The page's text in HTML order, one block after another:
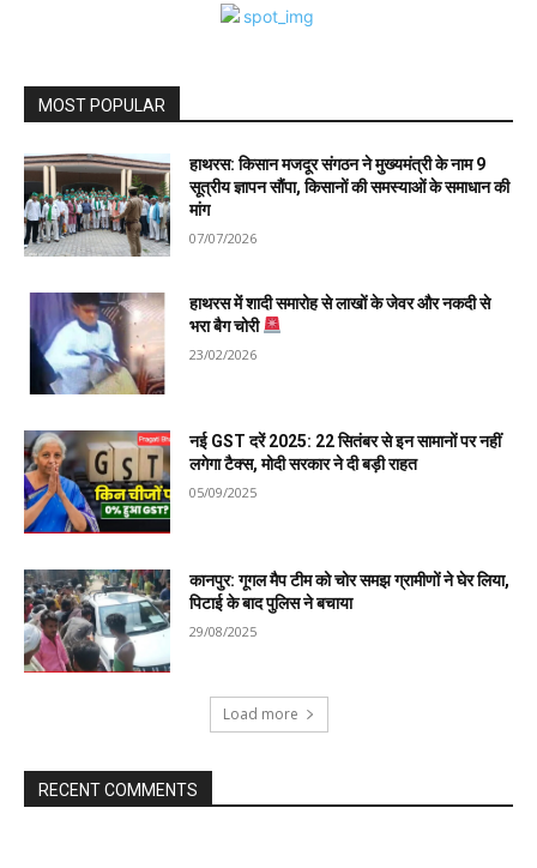
MOST POPULAR
हाथरस: किसान मजदूर संगठन ने मुख्यमंत्री के नाम 9
सूत्रीय ज्ञापन सौंपा, किसानों की समस्याओं के समाधान की
मांग
07/07/2026
हाथरस में शादी समारोह से लाखों के जेवर और नकदी से
भरा बैग चोरी
23/02/2026
नई GST दरें 2025: 22 सितंबर से इन सामानों पर नहीं
लगेगा टैक्स, मोदी सरकार ने दी बड़ी राहत
05/09/2025
कानपुर: गूगल मैप टीम को चोर समझ ग्रामीणों ने घेर लिया,
पिटाई के बाद पुलिस ने बचाया
29/08/2025
Load more
RECENT COMMENTS